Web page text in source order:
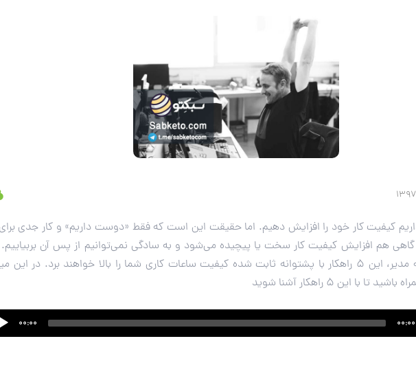
کیفیت کار خود را افزایش دهیم. اما حقیقت این است که فقط «دوست داریم» و کار جدی
گاهی هم افزایش کیفیت کار سخت یا پیچیده می‌شود و به سادگی نمی‌توانیم از پس آن
کارمند باشید، چه مدیر، این 5 راهکار با پشتوانه ثابت شده کیفیت ساعات کاری شما را بالا خواهند برد. در این
با این 5 راهکار آشنا شوید
00:00 00:00